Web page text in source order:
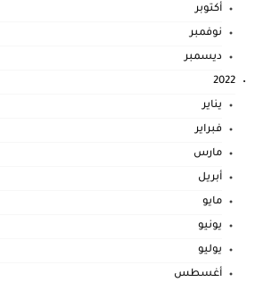
أكتوبر
نوفمبر
ديسمبر
2022
يناير
فبراير
مارس
أبريل
مايو
يونيو
يوليو
أغسطس